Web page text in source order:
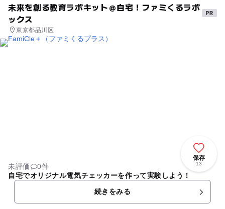
未来を創る教育ラボキット＠自宅！ファミくるラボ
ックス
東京都品川区
保存
13
未評価
0件
自宅でオリジナル電気チェッカーを作って実験しよう！
続きをみる